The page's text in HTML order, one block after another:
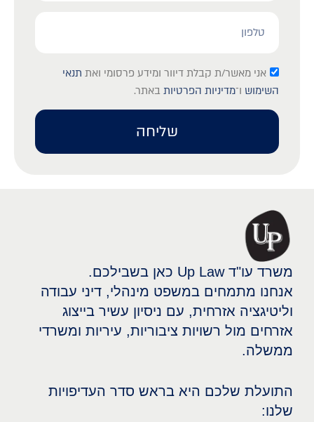
אני מאשר/ת קבלת דיוור ומידע פרסומי ואת תנאי
השימוש ו־מדיניות הפרטיות באתר.
שליחה
משרד עו"ד Up Law כאן בשבילכם.
אנחנו מתמחים במשפט מינהלי, דיני עבודה
וליטיגציה אזרחית, עם ניסיון עשיר בייצוג
אזרחים מול רשויות ציבוריות, עיריות ומשרדי
ממשלה.
התועלת שלכם היא בראש סדר העדיפויות
שלנו: